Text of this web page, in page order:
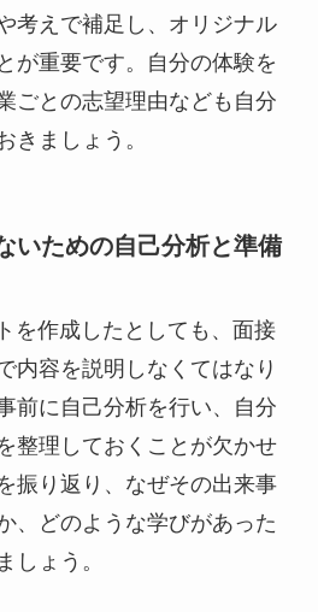
考えで補足し、オリジナル
が重要です。自分の体験を
ごとの志望理由なども自分
きましょう。
いための自己分析と準備
を作成したとしても、面接
内容を説明しなくてはなり
前に自己分析を行い、自分
整理しておくことが欠かせ
振り返り、なぜその出来事
、どのような学びがあった
しょう。